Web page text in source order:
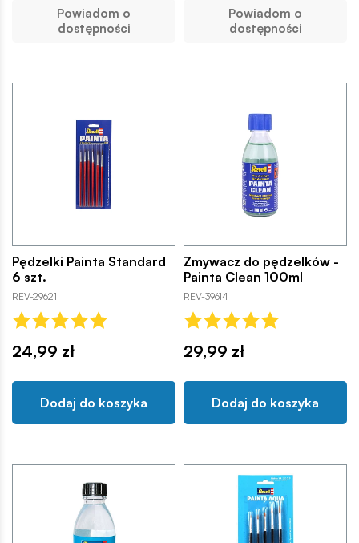
Powiadom o
dostępności
Powiadom o
dostępności
Pędzelki Painta Standard
6 szt.
REV-29621
24,99 zł
Dodaj do koszyka
Zmywacz do pędzelków -
Painta Clean 100ml
REV-39614
29,99 zł
Dodaj do koszyka